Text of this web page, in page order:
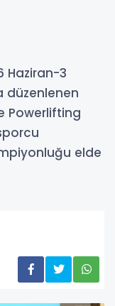
Haziran-3
düzenlenen
Powerlifting
elde